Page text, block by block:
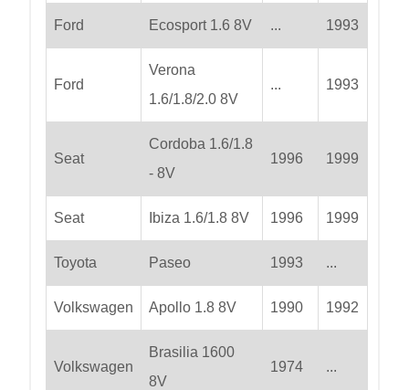
Ford Ecosport 1.6 8V ... 1993
Ford
Verona
1.6/1.8/2.0 8V
... 1993
Seat
Cordoba 1.6/1.8
- 8V
1996 1999
Seat Ibiza 1.6/1.8 8V 1996 1999
Toyota Paseo 1993 ...
Volkswagen Apollo 1.8 8V 1990 1992
Volkswagen
Brasilia 1600
8V
1974 ...